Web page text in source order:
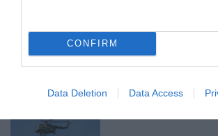
CONFIRM
Data Deletion Data Access
2026. augusztus 06|